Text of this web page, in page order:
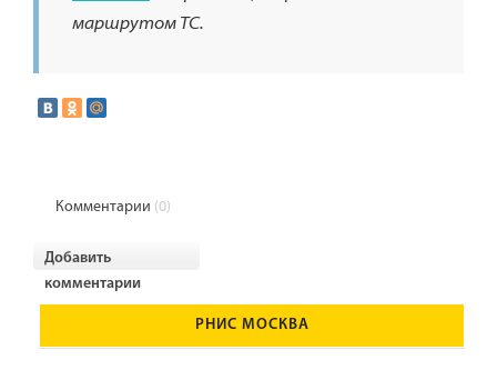
маршрутом ТС.
Комментарии (0)
Добавить
комментарии
РНИС МОСКВА